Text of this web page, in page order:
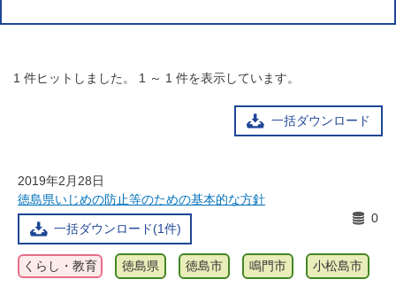
1 件ヒットしました。 1 ～ 1 件を表示しています。
一括ダウンロード
2019年2月28日
徳島県いじめの防止等のための基本的な方針
一括ダウンロード(1件)
0
くらし・教育 徳島県 徳島市 鳴門市 小松島市